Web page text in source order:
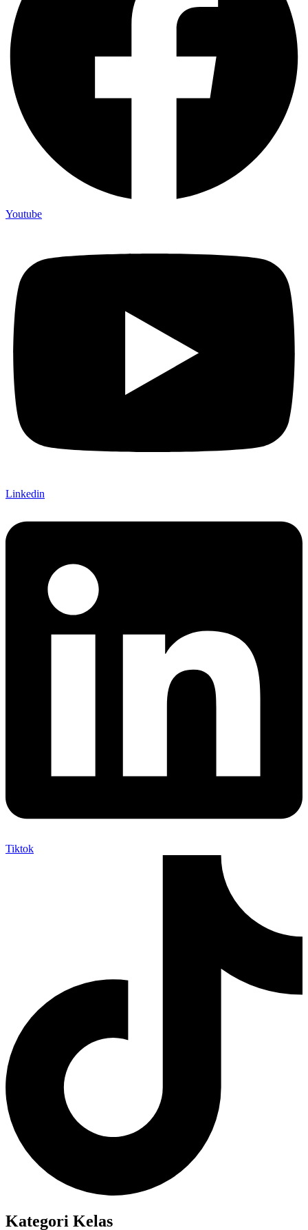
Youtube
Linkedin
Tiktok
Kategori Kelas